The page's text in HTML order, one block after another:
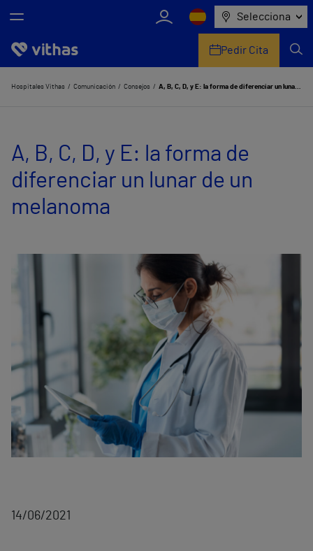
Selecciona
Nosotros
Servicios de salud
Equipo médico y asistencial
Comunicación
Pedir Cita
Hospitales Vithas Comunicación Consejos A, B, C, D, y E: la forma de diferenciar un lunar de un melanoma
A, B, C, D, y E: la forma de
diferenciar un lunar de un
melanoma
14/06/2021